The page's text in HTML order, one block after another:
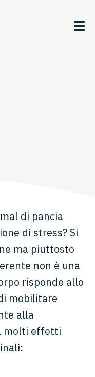
di pancia
di stress? Si
ma piuttosto
non è una
risponde allo
mobilitare
alla
molti effetti